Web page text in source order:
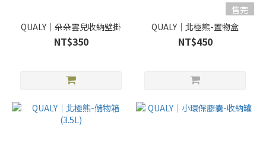
QUALY｜朵朵雲兒收納壁掛
NT$350
售完
QUALY｜北極熊-置物盒
NT$450